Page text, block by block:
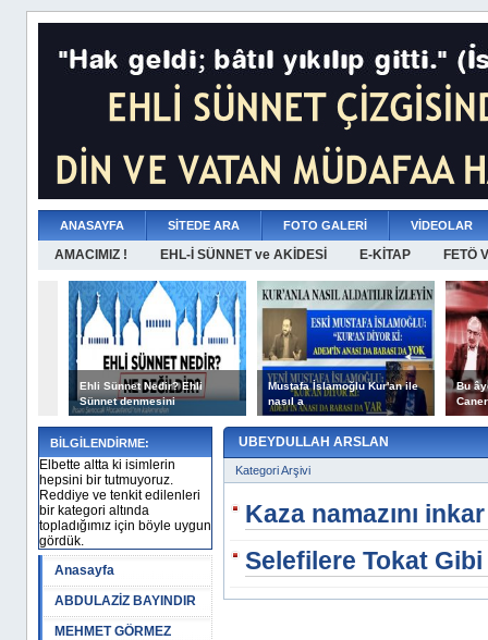
ANASAYFA SİTEDE ARA FOTO GALERİ VİDEOLAR
AMACIMIZ ! EHL-İ SÜNNET ve AKİDESİ E-KİTAP FETÖ
Ehli Sünnet Nedir? Ehli
Sünnet denmesini
Mustafa İslamoğlu Kur'an ile
nasıl a
Bu
BİLGİLENDİRME:
Elbette altta ki isimlerin
hepsini bir tutmuyoruz.
Reddiye ve tenkit edilenleri
bir kategori altında
topladığımız için böyle uygun
gördük.
Anasayfa
ABDULAZİZ BAYINDIR
MEHMET GÖRMEZ
UBEYDULLAH ARSLAN
Kategori Arşivi
Kaza namazını
Selefilere Tokat